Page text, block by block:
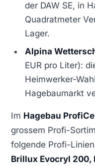
der DAW SE, in
Quadratmeter
Lager.
Alpina
EUR pro Liter):
Heimwerker-
Hagebaumarkt
Im Hagebau
grossem Profi-
folgende Profi-
Brillux Evocryl 200,